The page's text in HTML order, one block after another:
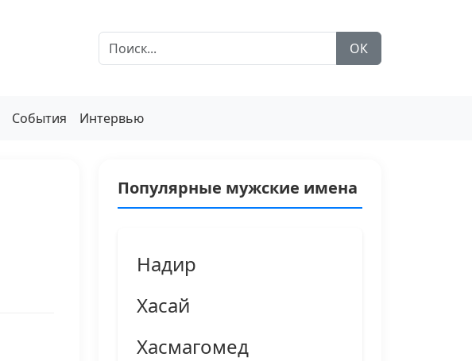
ОК
События Интервью
Популярные мужские имена
Надир
Хасай
Хасмагомед